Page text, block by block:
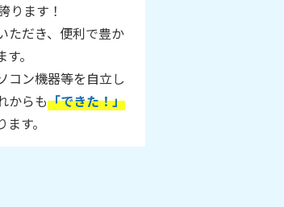
ります！
ただき、便利で豊か
。
コン機器等を自立し
からも「できた！」
す。